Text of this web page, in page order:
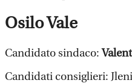
Osilo Vale
Candidato sindaco:
Candidati consiglieri: